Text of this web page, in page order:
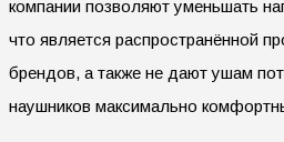
компании позволяют уменьшать
что является распространённой
брендов, а также не дают ушам
наушников максимально